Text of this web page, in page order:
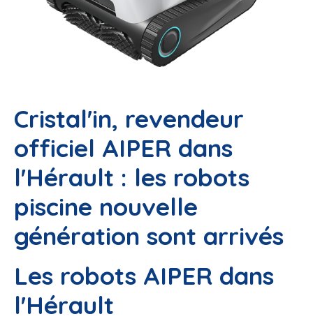
Cristal'in, revendeur
officiel AIPER dans
l'Hérault : les robots
piscine nouvelle
génération sont arrivés
Les robots AIPER dans
l'Hérault